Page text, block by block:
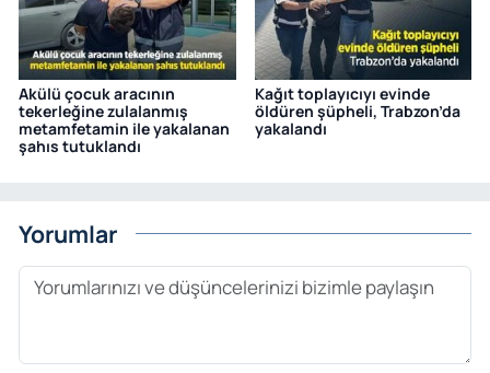
Akülü çocuk aracının
tekerleğine zulalanmış
metamfetamin ile yakalanan
şahıs tutuklandı
Kağıt toplayıcıyı evinde
öldüren şüpheli, Trabzon’da
yakalandı
Yorumlar